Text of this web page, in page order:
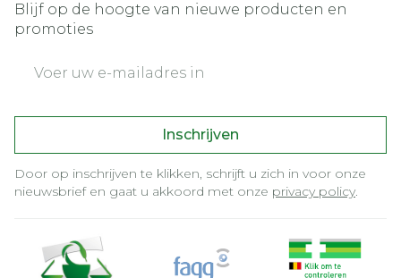
Blijf op de hoogte van nieuwe producten en
promoties
Inschrijven
Door op inschrijven te klikken, schrijft u zich in voor onze
nieuwsbrief en gaat u akkoord met onze privacy policy.